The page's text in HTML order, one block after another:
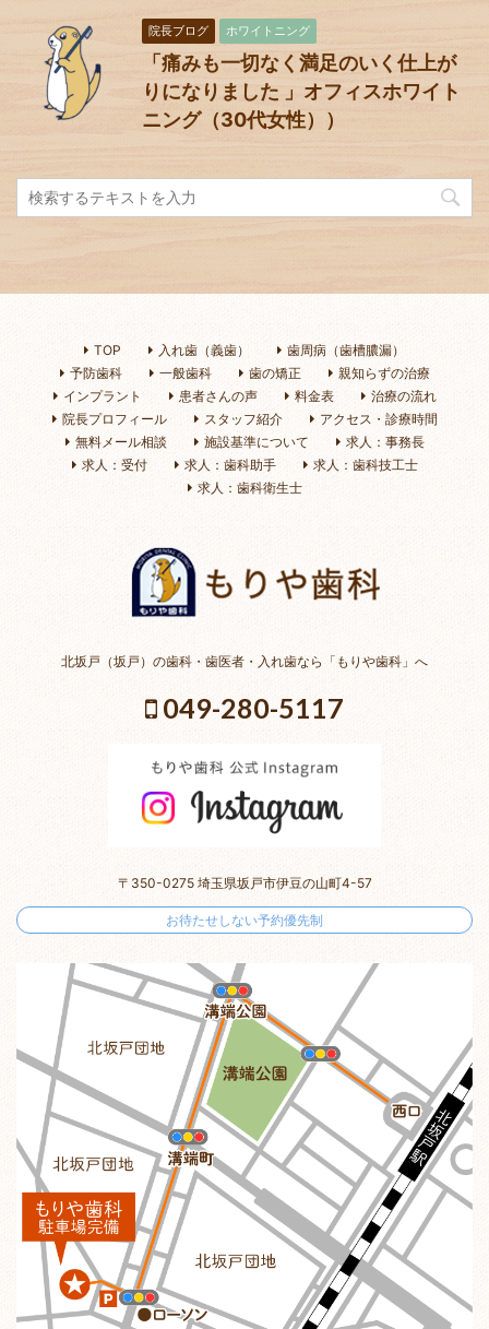
院長ブログ ホワイトニング
「痛みも一切なく満足のいく仕上が
りになりました 」オフィスホワイト
ニング（30代女性））
TOP 入れ歯（義歯）
歯周病（歯槽膿漏）
予防歯科
一般歯科 歯の矯正
親知らずの治療
インプラント
患者さんの声 料金表
治療の流れ
院長プロフィール
スタッフ紹介
アクセス・診療時間
無料メール相談
施設基準について
求人：事務長
求人：受付
求人：歯科助手
求人：歯科技工士
求人：歯科衛生士
北坂戸（坂戸）の歯科・歯医者・入れ歯なら「もりや歯科」へ
049-280-5117
〒350-0275 埼玉県坂戸市伊豆の山町4-57
お待たせしない予約優先制